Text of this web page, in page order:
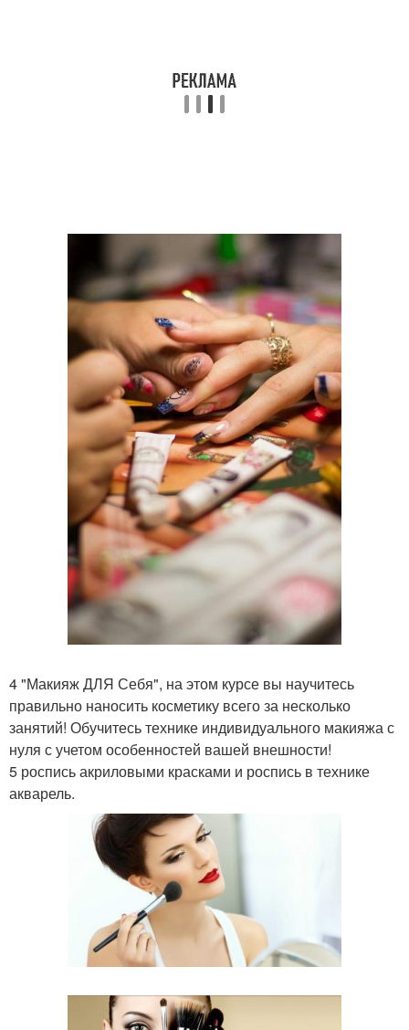
4 "Макияж ДЛЯ Себя", на этом курсе вы научитесь
правильно наносить косметику всего за несколько
занятий! Обучитесь технике индивидуального макияжа с
нуля с учетом особенностей вашей внешности!
5 роспись акриловыми красками и роспись в технике
акварель.